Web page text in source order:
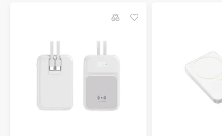
während des Ladevorgangs.
Ihre Geräte sind dank fortschrittlicher
Sicherheitsfunktionen vor Überladung, Tiefentladung,
Kurzschluss und Unterspannung geschützt.
Das robuste Gehäuse aus ABS-Material bietet